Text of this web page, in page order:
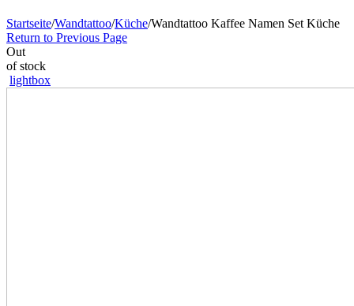
Startseite/Wandtattoo/Küche/Wandtattoo Kaffee Namen Set Küche
Return to Previous Page
Out
of stock
lightbox